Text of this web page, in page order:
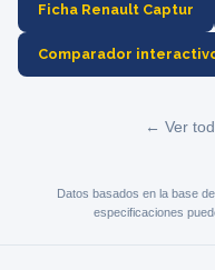
Ficha Renault Captur
Comparador
← Ver
Datos basados en la base
especificaciones